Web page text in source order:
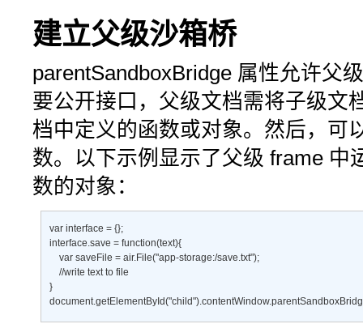
建立父级沙箱桥
parentSandboxBridge 属性允许父
要公开接口，父级文档需将子级文
档中定义的函数或对象。然后，可
数。以下示例显示了父级 frame 中
数的对象：
var interface = {};
interface.save = function(text){
    var saveFile = air.File("app-storage:/save.txt");
    //write text to file
}